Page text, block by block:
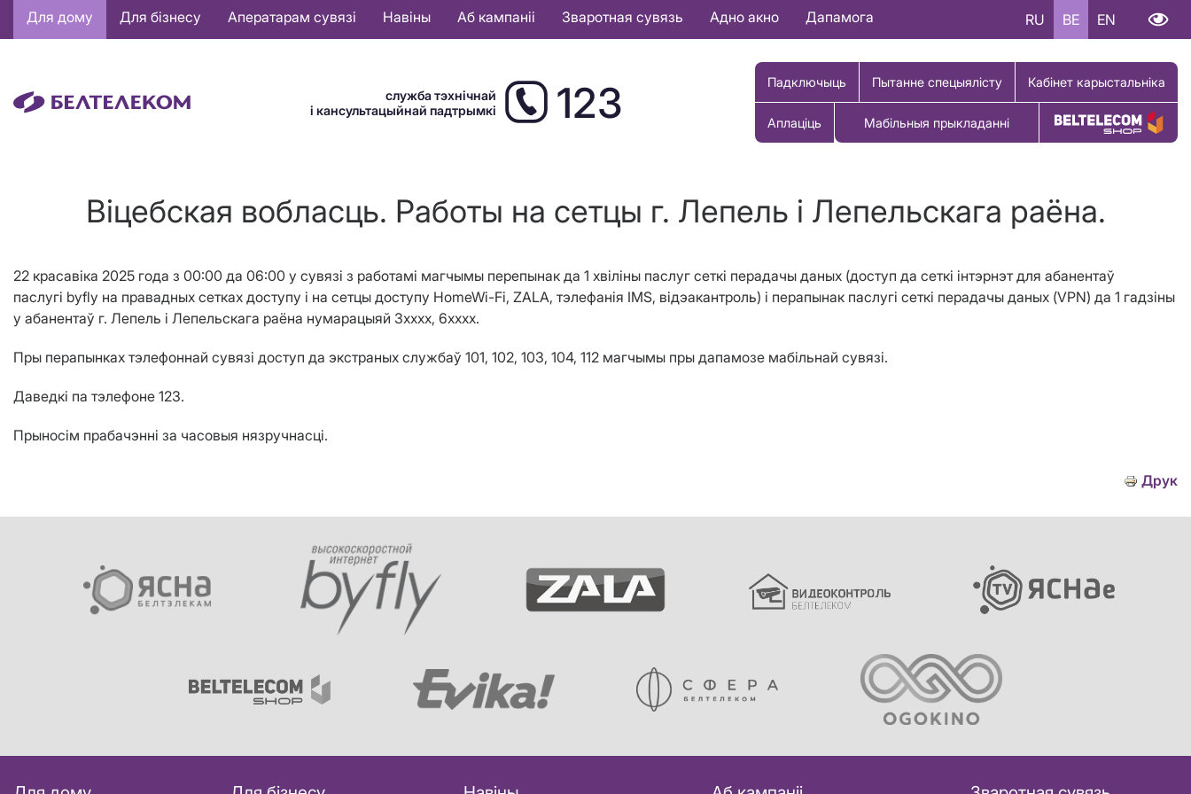
Основная
навигация
Для дому Для бізнесу Аператарам сувязі Навіны Аб кампаніі Зваротная сувязь Адно акно Дапамога RU BE EN
служба тэхнічнай
і кансультацыйнай падтрымкі
123 Падключыць Пытанне спецыялісту Кабінет карыстальніка
Аплаціць Мабільныя прыкладанні Купіць тавар
Віцебская вобласць. Работы на сетцы г. Лепель i Лепельскага раёна.
22 красавіка 2025 года з 00:00 да 06:00 у сувязі з работамі магчымы перепынак да 1 хвіліны паслуг сеткі перадачы даных (доступ да сеткі інтэрнэт для абанентаў
паслугі byfly на правадных сетках доступу і на сетцы доступу HomeWi-Fi, ZALA, тэлефанія IMS, відэакантроль) і перапынак паслугі сеткі перадачы даных (VPN) да 1 гадзіны
у абанентаў г. Лепель i Лепельскага раёна нумарацыяй 3хххх, 6хххх.
Пры перапынках тэлефоннай сувязі доступ да экстраных службаў 101, 102, 103, 104, 112 магчымы пры дапамозе мабільнай сувязі.
Даведкі па тэлефоне 123.
Прыносім прабачэнні за часовыя нязручнасці.
Друк